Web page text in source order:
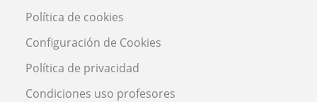
Política de cookies
Configuración de Cookies
Política de privacidad
Condiciones uso profesores